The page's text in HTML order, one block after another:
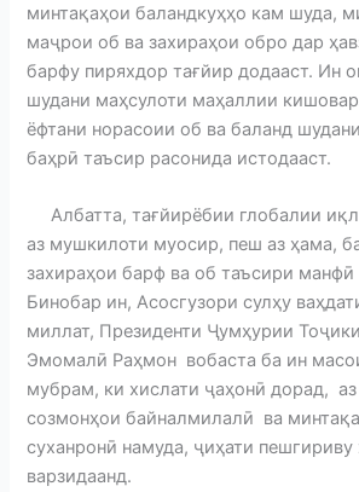
минтақаҳои баландкуҳҳо кам шуда,
маҷрои об ва захираҳои обро дар
барфу пиряхдор тағйир додааст. Ин
шудани маҳсулоти маҳаллии
ёфтани норасоии об ва баланд
баҳрӣ таъсир расонида истодааст.
Албатта, тағйирёбии глобалии
аз мушкилоти муосир, пеш аз ҳама,
захираҳои барф ва об таъсири
Бинобар ин, Асосгузори сулҳу
миллат, Президенти Ҷумҳурии
Эмомалӣ Раҳмон вобаста ба ин
мубрам, ки хислати ҷаҳонӣ дорад,
созмонҳои байналмилалӣ ва
суханронӣ намуда, ҷиҳати
варзидаанд.